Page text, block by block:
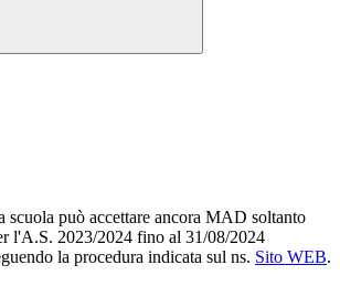
scuola può accettare ancora MAD soltanto
l'A.S. 2023/2024 fino al 31/08/2024
la procedura indicata sul ns. Sito WEB.